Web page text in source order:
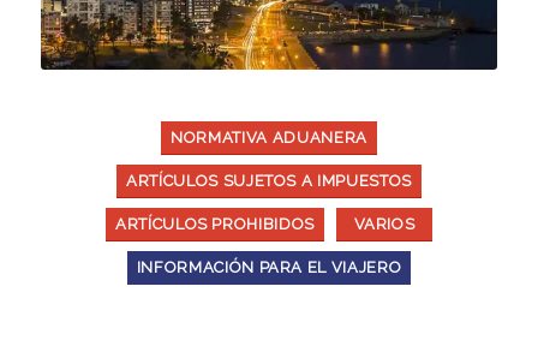
NORMATIVA ADUANERA
ARTÍCULOS SUJETOS A IMPUESTOS
ARTÍCULOS PROHIBIDOS VARIOS
INFORMACIÓN PARA EL VIAJERO